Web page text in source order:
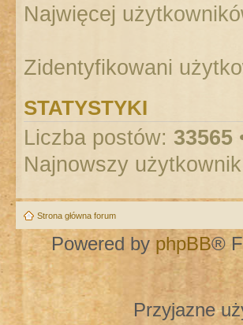
Najwięcej
Zidentyfikowani
STATYSTYKI
Liczba postów: 33565
Najnowszy
Strona główna forum
Powered by phpBB®
Przyjazne